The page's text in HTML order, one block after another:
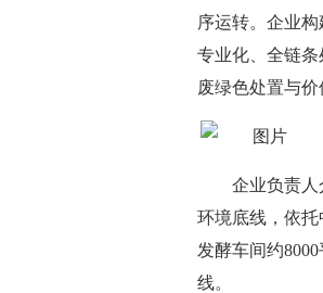
序运转。企业
专业化、全链
废绿色处置与价
企业负责
环境底线，依
发酵车间约
线。